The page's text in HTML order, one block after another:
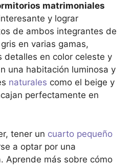
matrimoniales
y lograr
de ambos integrantes de
en varias gamas,
detalles en color celeste y
una habitación luminosa y
naturales como el beige y
perfectamente en
tener un cuarto pequeño
a optar por una
Aprende más sobre cómo